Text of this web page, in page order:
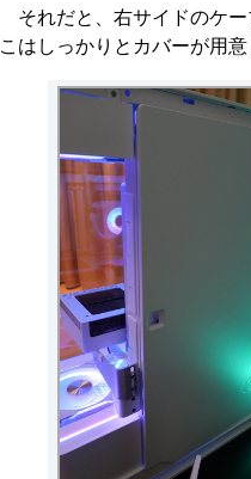
それだと、右サイドのケ
こはしっかりとカバーが用